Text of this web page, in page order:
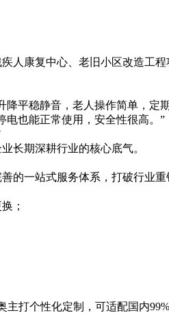
人康复中心、老旧小区改造工
平稳静音，老人操作简单，定
电也能正常使用，安全性很高。”
长期深耕行业的核心底气。
的一站式服务体系，打破行业
；
打个性化定制，可适配国内